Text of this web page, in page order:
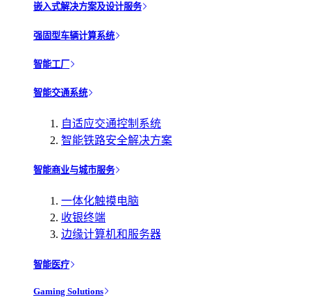
嵌入式解决方案及设计服务
强固型车辆计算系统
智能工厂
智能交通系统
自适应交通控制系统
智能铁路安全解决方案
智能商业与城市服务
一体化触摸电脑
收银终端
边缘计算机和服务器
智能医疗
Gaming Solutions